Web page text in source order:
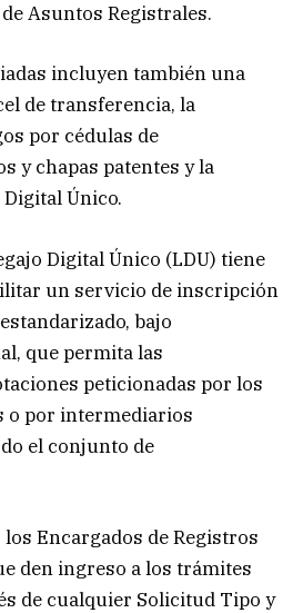
Asuntos Registrales.
incluyen también una
de transferencia, la
por cédulas de
y chapas patentes y la
Único.
Digital Único (LDU) tiene
un servicio de inscripción
bajo
que permita las
peticionadas por los
por intermediarios
el conjunto de
Encargados de Registros
den ingreso a los trámites
de cualquier Solicitud Tipo y